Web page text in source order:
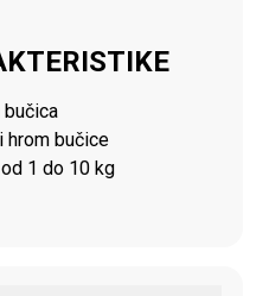
bučica
hrom bučice
1 do 10 kg